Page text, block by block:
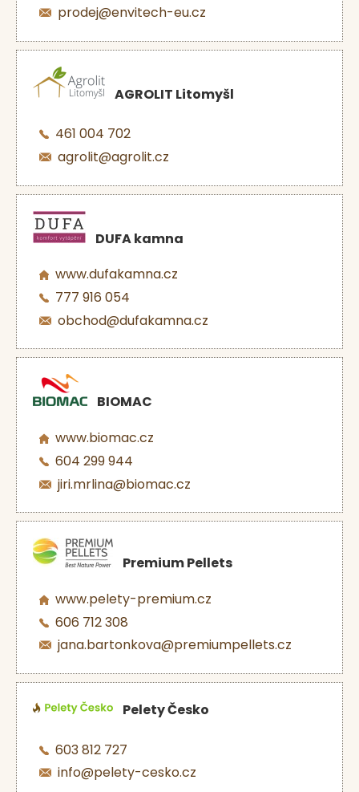
prodej@envitech-eu.cz
AGROLIT Litomyšl
461 004 702
agrolit@agrolit.cz
DUFA kamna
www.dufakamna.cz
777 916 054
obchod@dufakamna.cz
BIOMAC
www.biomac.cz
604 299 944
jiri.mrlina@biomac.cz
Premium Pellets
www.pelety-premium.cz
606 712 308
jana.bartonkova@premiumpellets.cz
Pelety Česko
603 812 727
info@pelety-cesko.cz